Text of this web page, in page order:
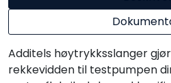
Additels høytrykksslanger
rekkevidden til testpumpen